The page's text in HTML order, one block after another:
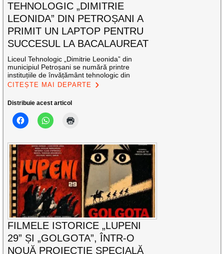
TEHNOLOGIC „DIMITRIE
LEONIDA” DIN PETROȘANI A
PRIMIT UN LAPTOP PENTRU
SUCCESUL LA BACALAUREAT
Liceul Tehnologic „Dimitrie Leonida” din
municipiul Petroșani se numără printre
instituțiile de învățământ tehnologic din
CITEȘTE MAI DEPARTE
Distribuie acest articol
FILMELE ISTORICE „LUPENI
29” ȘI „GOLGOTA”, ÎNTR-O
NOUĂ PROIECȚIE SPECIALĂ